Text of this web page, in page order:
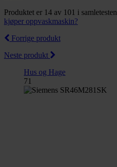
Produktet er 14 av 101 i samletesten
kjøper oppvaskmaskin?
Forrige produkt
Neste produkt
Hus og Hage
71